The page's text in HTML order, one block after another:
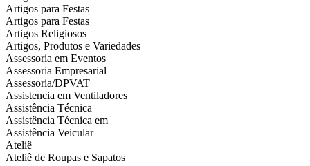
Artigos para Festas
Artigos para Festas
Artigos Religiosos
Artigos, Produtos e Variedades
Assessoria em Eventos
Assessoria Empresarial
Assessoria/DPVAT
Assistencia em Ventiladores
Assistência Técnica
Assistência Técnica em
Assistência Veicular
Ateliê
Ateliê de Roupas e Sapatos